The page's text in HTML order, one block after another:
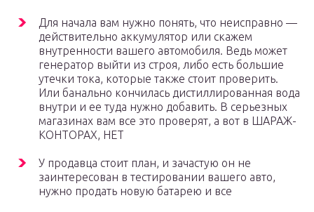
Для начала вам нужно понять, что неисправно —
действительно аккумулятор или скажем
внутренности вашего автомобиля. Ведь может
генератор выйти из строя, либо есть большие
утечки тока, которые также стоит проверить.
Или банально кончилась дистиллированная вода
внутри и ее туда нужно добавить. В серьезных
магазинах вам все это проверят, а вот в ШАРАЖ-
КОНТОРАХ, НЕТ
У продавца стоит план, и зачастую он не
заинтересован в тестировании вашего авто,
нужно продать новую батарею и все